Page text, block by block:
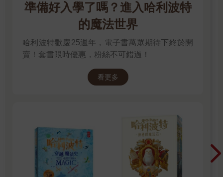
準備好入學了嗎？進入哈利波特
的魔法世界
哈利波特歡慶25週年，電子書萬眾期待下終於開
賣！套書限時優惠，粉絲不可錯過！
看更多